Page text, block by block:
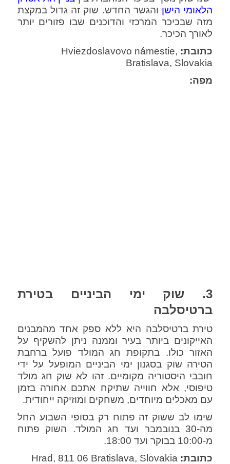
הלאומי הישן והגשר החדש. שוק זה גדול במקצת
מזה שבכיכר המרכזי והדוכנים שבו פזורים יותר
לאורך הכיכר.
כתובת: Hviezdoslavovo námestie,
Bratislava, Slovakia
מפה:
3. שוק ימי הביניים בטירת
ברטיסלבה
טירת ברטיסלבה היא ללא ספק אחד מהמבנים
האייקונים ביותר בעיר וממנה ניתן להשקיף על
האזור כולו. בתקופת חג המולד פועל ברחבת
הטירה שוק בסגנון ימי הביניים המופעל על ידי
חובבי היסטוריה מקומיים. זהו לא שוק חג מולד
טיפוסי, אלא חווייה שתיקח אתכם אחורה בזמן
עם מאכלים מיוחדים, משחקים ומוזיקה ייחודית.
שימו לב ששוק זה פתוח רק בסופי השבוע החל
מה-30 בנובמבר ועד חג המולד. השוק פתוח
מ-10:00 בבוקר ועד 18:00.
כתובת: